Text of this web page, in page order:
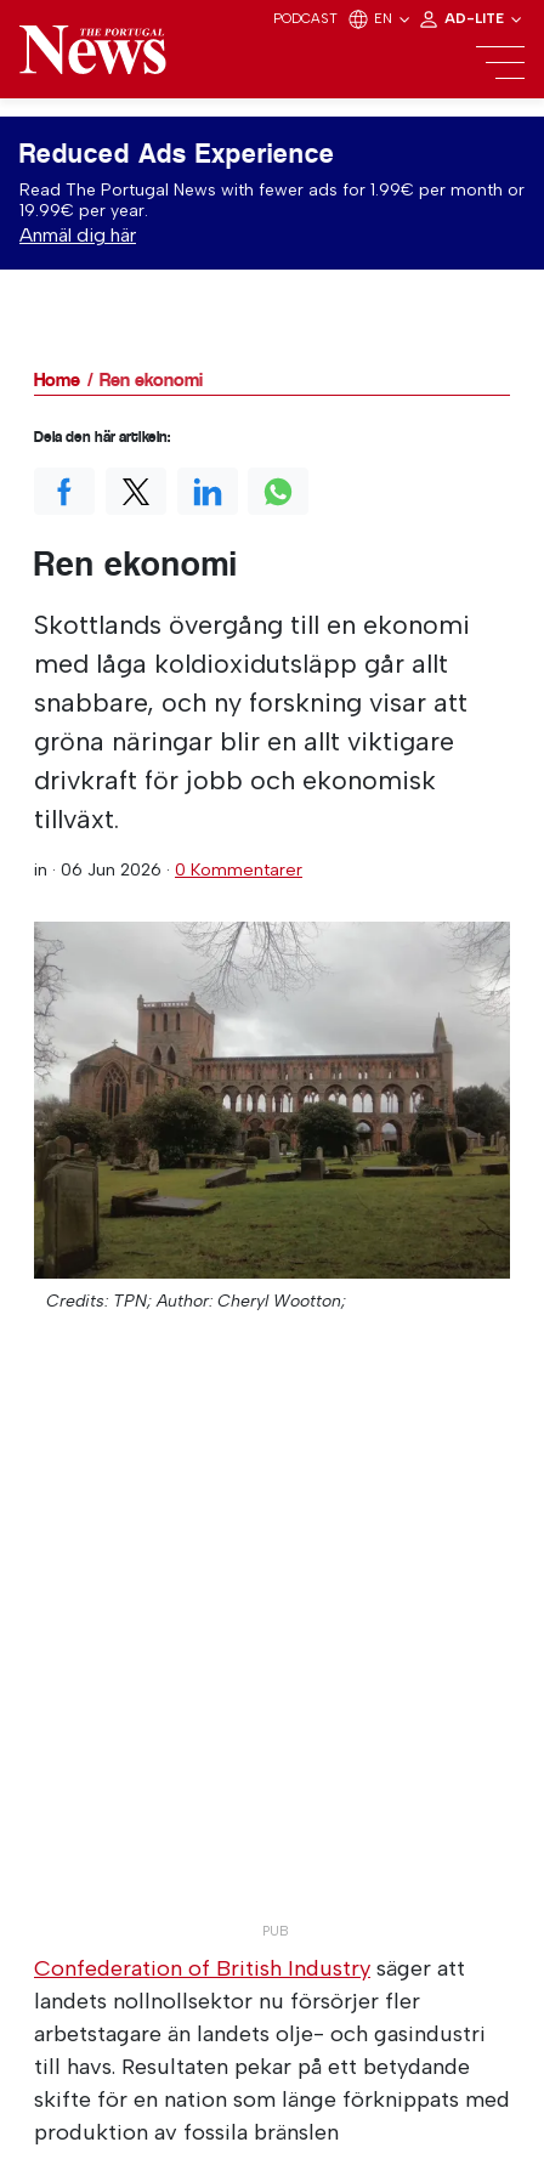
PODCAST EN AD-LITE
Reduced Ads Experience
Read The Portugal News with fewer ads for 1.99€ per month or
19.99€ per year.
Anmäl dig här
Home Ren ekonomi
Ren ekonomi
Skottlands övergång till en ekonomi
med låga koldioxidutsläpp går allt
snabbare, och ny forskning visar att
gröna näringar blir en allt viktigare
drivkraft för jobb och ekonomisk
tillväxt.
in · 06 Jun 2026 · 0 Kommentarer
Credits: TPN; Author: Cheryl Wootton;
Confederation of British Industry säger att
landets nollnollsektor nu försörjer fler
arbetstagare än landets olje- och gasindustri
till havs. Resultaten pekar på ett betydande
skifte för en nation som länge förknippats med
produktion av fossila bränslen
Dela den här artikeln: